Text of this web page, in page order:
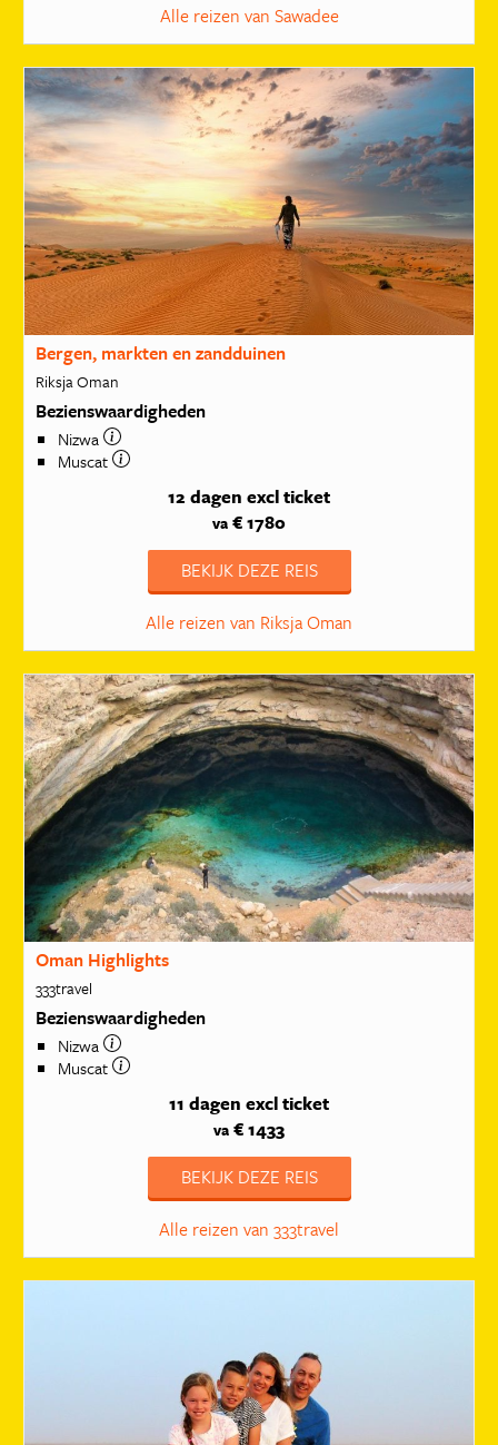
Alle reizen van Sawadee
Bergen, markten en zandduinen
Riksja Oman
Bezienswaardigheden
Nizwa
Muscat
12 dagen excl ticket
va € 1780
BEKIJK DEZE REIS
Alle reizen van Riksja Oman
Oman Highlights
333travel
Bezienswaardigheden
Nizwa
Muscat
11 dagen excl ticket
va € 1433
BEKIJK DEZE REIS
Alle reizen van 333travel